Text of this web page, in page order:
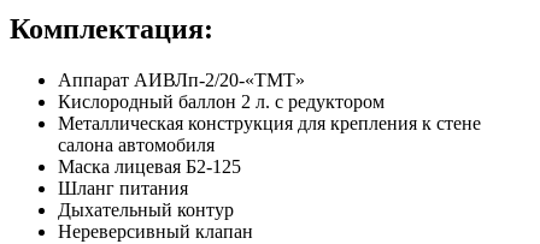
Комплектация:
Аппарат АИВЛп-2/20-«ТМТ»
Кислородный баллон 2 л. с редуктором
Металлическая конструкция для крепления к стене
салона автомобиля
Маска лицевая Б2-125
Шланг питания
Дыхательный контур
Нереверсивный клапан